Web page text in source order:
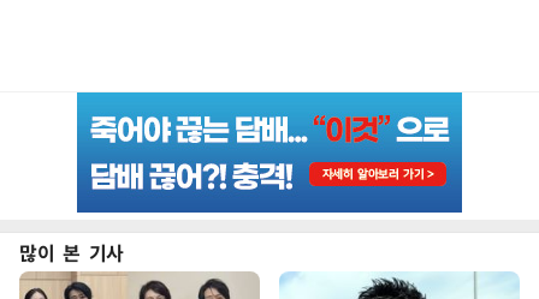
많이 본 기사